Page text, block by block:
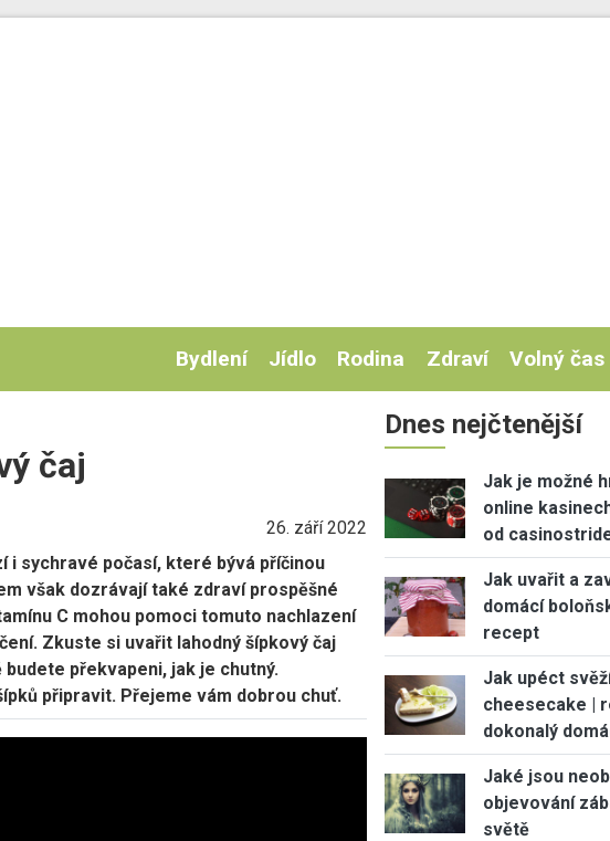
Bydlení Jídlo Rodina Zdraví Volný čas
čaj
26. září 2022
i sychravé počasí, které bývá příčinou
však dozrávají také zdraví prospěšné
C mohou pomoci tomuto nachlazení
Zkuste si uvařit lahodný šípkový čaj
překvapeni, jak je chutný.
připravit. Přejeme vám dobrou chuť.
Dnes nejčtenější
Jak je možné
online
od
Jak uvařit a
domácí
recept
Jak upéct
cheesecake |
dokonalý
Jaké jsou
objevování
světě